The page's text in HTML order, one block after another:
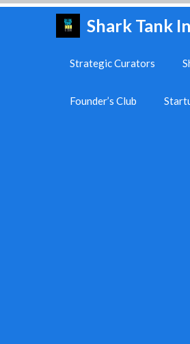
Shark Tank
Strategic Curators
Founder’s Club